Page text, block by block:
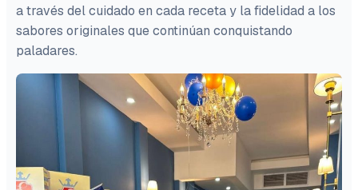
a través del cuidado en cada receta y la fidelidad a los
sabores originales que continúan conquistando
paladares.